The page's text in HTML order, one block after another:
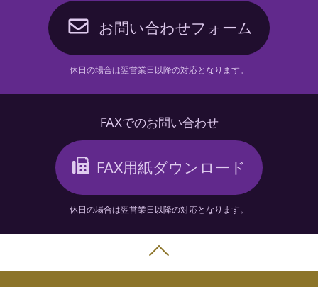
お問い合わせフォーム
休日の場合は翌営業日以降の対応となります。
FAXでのお問い合わせ
FAX用紙ダウンロード
休日の場合は翌営業日以降の対応となります。